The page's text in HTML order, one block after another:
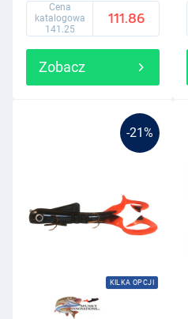
Cena
katalogowa
141.25
111.86
Zobacz
-21%
KILKA OPCJI